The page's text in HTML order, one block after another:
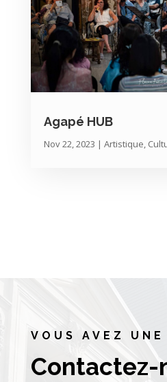
Agapé HUB
Nov 22, 2023 | Artistique,
VOUS AVEZ
Contactez-